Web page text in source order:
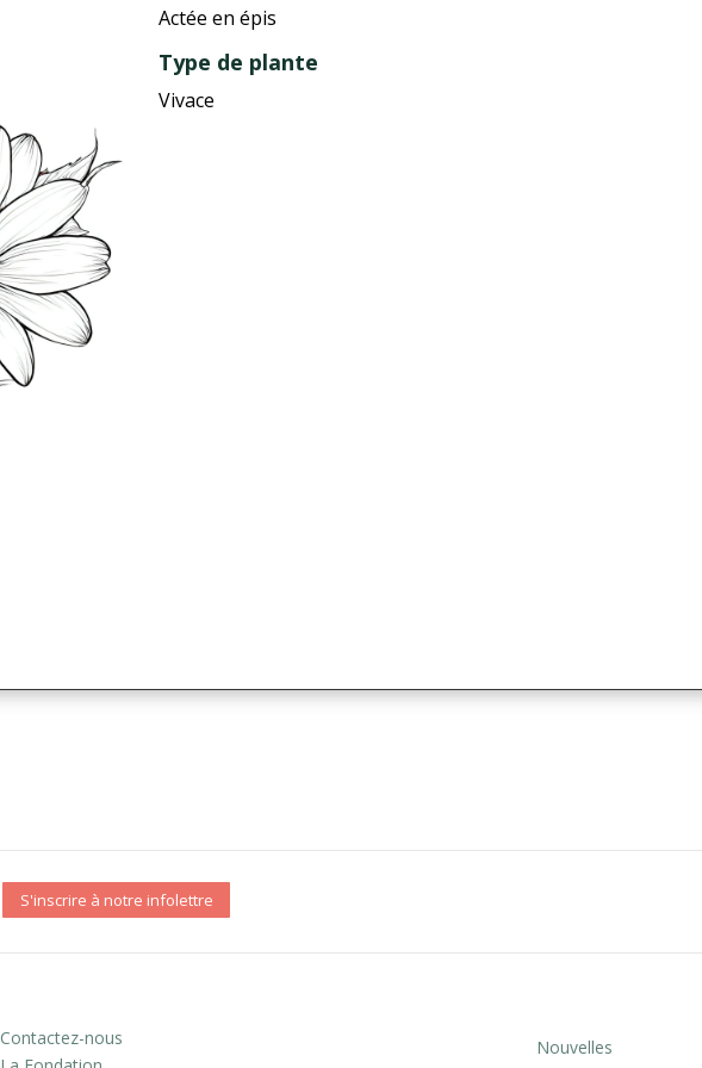
Actée en épis
Type de plante
Vivace
S'inscrire à notre infolettre
Contactez-nous
Nouvelles